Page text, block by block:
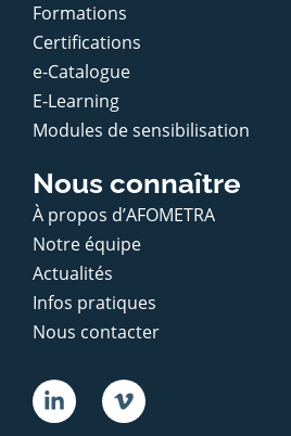
Formations
Certifications
e-Catalogue
E-Learning
Modules de sensibilisation
Nous connaître
À propos d’AFOMETRA
Notre équipe
Actualités
Infos pratiques
Nous contacter